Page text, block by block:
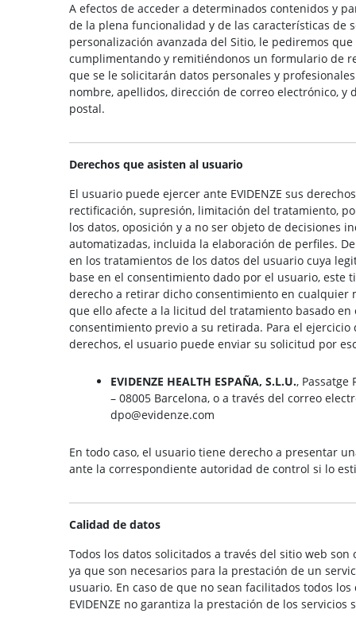
A efectos de acceder a determinados contenidos y
de la plena funcionalidad y de las características de
personalización avanzada del Sitio, le pediremos
cumplimentando y remitiéndonos un formulario de
que se le solicitarán datos personales y
nombre, apellidos, dirección de correo electrónico, y
postal.
Derechos que asisten al usuario
El usuario puede ejercer ante EVIDENZE sus
rectificación, supresión, limitación del tratamiento,
los datos, oposición y a no ser objeto de decisiones
automatizadas, incluida la elaboración de perfiles.
en los tratamientos de los datos del usuario cuya
base en el consentimiento dado por el usuario, este
derecho a retirar dicho consentimiento en cualquier
que ello afecte a la licitud del tratamiento basado en
consentimiento previo a su retirada. Para el ejercicio
derechos, el usuario puede enviar su solicitud por
EVIDENZE HEALTH ESPAÑA, S.L.U., Passatge
– 08005 Barcelona, o a través del correo
dpo@evidenze.com
En todo caso, el usuario tiene derecho a presentar
ante la correspondiente autoridad de control si lo
Calidad de datos
Todos los datos solicitados a través del sitio web son
ya que son necesarios para la prestación de un
usuario. En caso de que no sean facilitados todos los
EVIDENZE no garantiza la prestación de los servicios